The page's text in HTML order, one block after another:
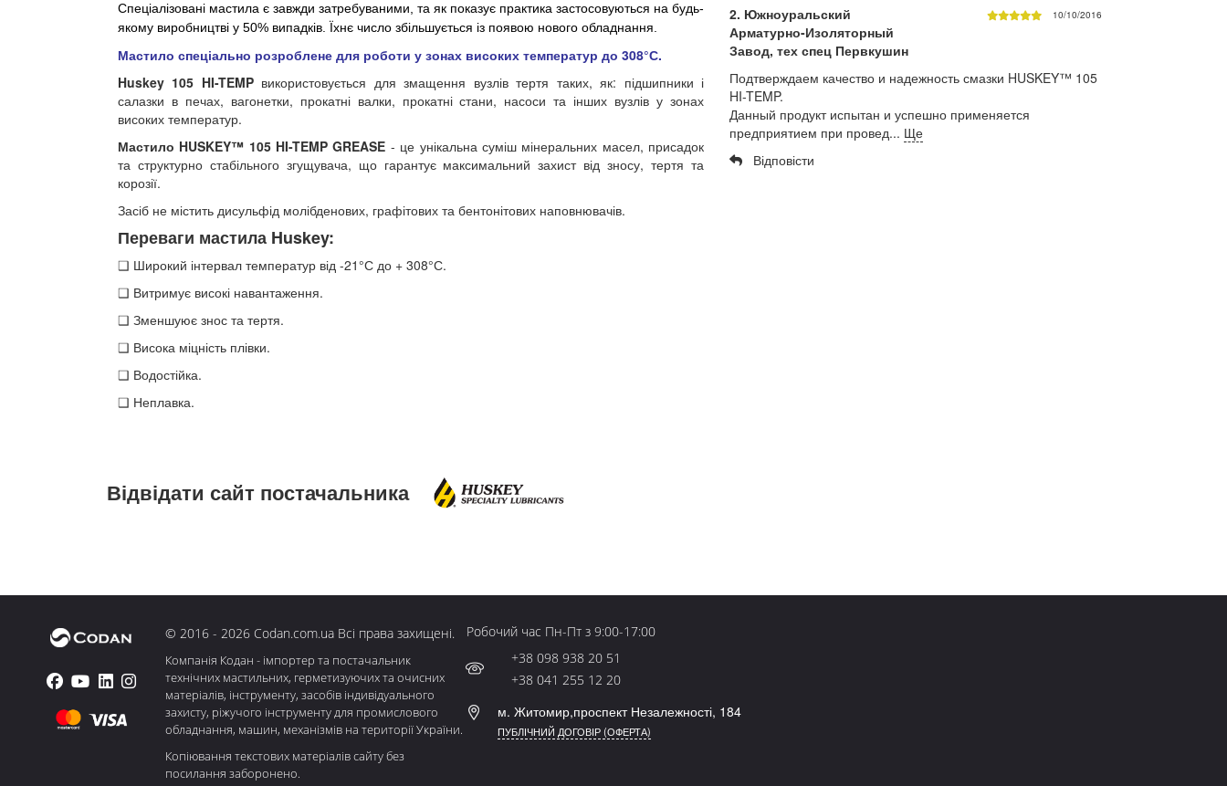
Спеціалізовані мастила є завжди затребуваними, та як показує практика застосовуються на будь-
якому виробництві у 50% випадків. Їхнє число збільшується із появою нового обладнання.
Мастило спеціально розроблене для роботи у зонах високих температур до 308°С.
Huskey 105 HI-TEMPвикористовується для змащення вузлів тертя таких, як: підшипники і
салазки в печах, вагонетки, прокатні валки, прокатні стани, насоси та інших вузлів у зонах
високих температур.
Мастило HUSKEY™ 105 HI-TEMP GREASE - це унікальна суміш мінеральних масел, присадок
та структурно стабільного згущувача, що гарантує максимальний захист від зносу, тертя та
корозії.
Засіб не містить дисульфід молібденових, графітових та бентонітових наповнювачів.
Переваги мастила Huskey:
❑ Широкий інтервал температур від -21°С до + 308°С.
❑ Витримує високі навантаження.
❑ Зменшуює знос та тертя.
❑ Висока міцність плівки.
❑ Водостійка.
❑ Неплавка.
2. Южноуральский
Арматурно-Изоляторный
Завод, тех спец Первкушин
10/10/2016
Подтверждаем качество и надежность смазки HUSKEY™ 105
HI-TEMP.
Данный продукт испытан и успешно применяется
предприятием при провед... Ще
Відповісти
Відвідати сайт постачальника
© 2016 - 2026 Codan.com.ua Всі права захищені.
Компанія Кодан - імпортер та постачальник
технічних мастильних, герметизуючих та очисних
матеріалів, інструменту, засобів індивідуального
захисту, ріжучого інструменту для промислового
обладнання, машин, механізмів на території України.
Копіювання текстових матеріалів сайту без
посилання заборонено.
Робочий час Пн-Пт з 9:00-17:00
+38 098 938 20 51
+38 041 255 12 20
м. Житомир,проспект Незалежності, 184
ПУБЛІЧНИЙ ДОГОВІР (ОФЕРТА)